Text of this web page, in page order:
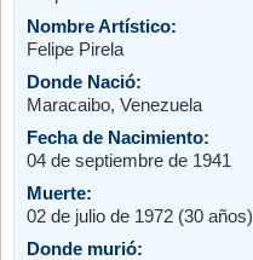
Nombre Artístico:
Felipe Pirela
Donde Nació:
Maracaibo, Venezuela
Fecha de Nacimiento:
04 de septiembre de 1941
Muerte:
02 de julio de 1972 (30 años)
Donde murió: